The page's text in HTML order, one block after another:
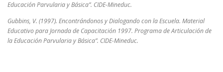
Educación Parvularia y Básica”. CIDE-Mineduc.
Gubbins, V. (1997). Encontrándonos y Dialogando con la Escuela. Material
Educativo para Jornada de Capacitación 1997. Programa de Articulación de
la Educación Parvularia y Básica”. CIDE-Mineduc.